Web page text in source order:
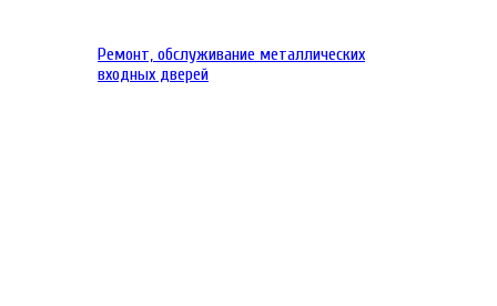
Ремонт, обслуживание металлических
входных дверей